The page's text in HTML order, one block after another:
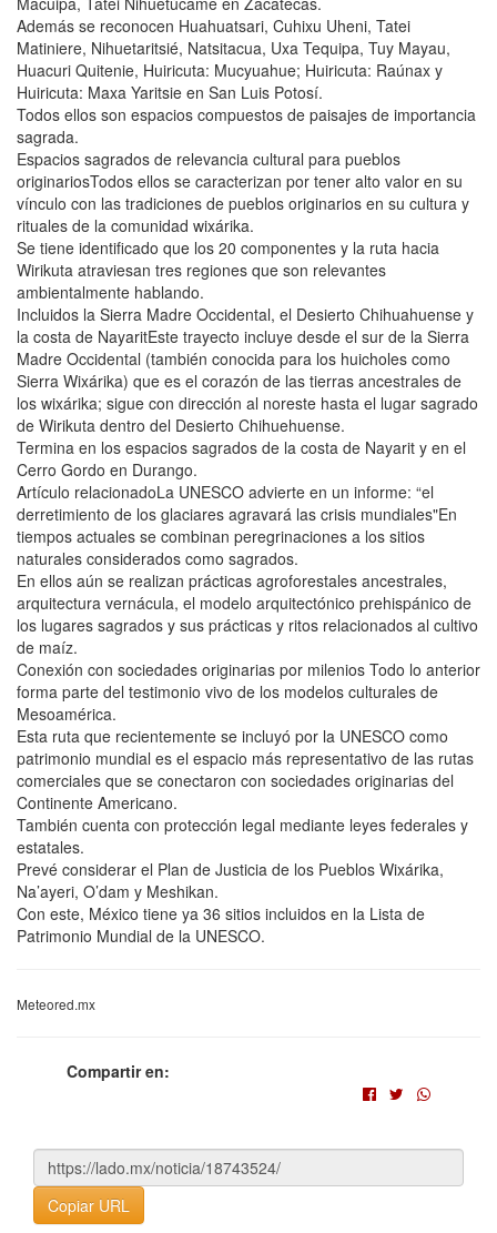
Además se reconocen Huahuatsari, Cuhixu Uheni, Tatei
Matiniere, Nihuetaritsié, Natsitacua, Uxa Tequipa, Tuy Mayau,
Huacuri Quitenie, Huiricuta: Mucyuahue; Huiricuta: Raúnax y
Huiricuta: Maxa Yaritsie en San Luis Potosí.
Todos ellos son espacios compuestos de paisajes de importancia
sagrada.
Espacios sagrados de relevancia cultural para pueblos
originariosTodos ellos se caracterizan por tener alto valor en su
vínculo con las tradiciones de pueblos originarios en su cultura y
rituales de la comunidad wixárika.
Se tiene identificado que los 20 componentes y la ruta hacia
Wirikuta atraviesan tres regiones que son relevantes
ambientalmente hablando.
Incluidos la Sierra Madre Occidental, el Desierto Chihuahuense y
la costa de NayaritEste trayecto incluye desde el sur de la Sierra
Madre Occidental (también conocida para los huicholes como
Sierra Wixárika) que es el corazón de las tierras ancestrales de
los wixárika; sigue con dirección al noreste hasta el lugar sagrado
de Wirikuta dentro del Desierto Chihuehuense.
Termina en los espacios sagrados de la costa de Nayarit y en el
Cerro Gordo en Durango.
Artículo relacionadoLa UNESCO advierte en un informe: “el
derretimiento de los glaciares agravará las crisis mundiales"En
tiempos actuales se combinan peregrinaciones a los sitios
naturales considerados como sagrados.
En ellos aún se realizan prácticas agroforestales ancestrales,
arquitectura vernácula, el modelo arquitectónico prehispánico de
los lugares sagrados y sus prácticas y ritos relacionados al cultivo
de maíz.
Conexión con sociedades originarias por milenios Todo lo anterior
forma parte del testimonio vivo de los modelos culturales de
Mesoamérica.
Esta ruta que recientemente se incluyó por la UNESCO como
patrimonio mundial es el espacio más representativo de las rutas
comerciales que se conectaron con sociedades originarias del
Continente Americano.
También cuenta con protección legal mediante leyes federales y
estatales.
Prevé considerar el Plan de Justicia de los Pueblos Wixárika,
Na’ayeri, O’dam y Meshikan.
Con este, México tiene ya 36 sitios incluidos en la Lista de
Patrimonio Mundial de la UNESCO.
Meteored.mx
Compartir en:
Copiar URL